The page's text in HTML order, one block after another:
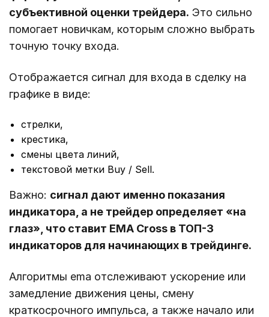
субъективной оценки трейдера. Это сильно
помогает новичкам, которым сложно выбрать
точную точку входа.
Отображается сигнал для входа в сделку на
графике в виде:
стрелки,
крестика,
смены цвета линий,
текстовой метки Buy / Sell.
Важно: сигнал дают именно показания
индикатора, а не трейдер определяет «на
глаз», что ставит EMA Cross в ТОП-3
индикаторов для начинающих в трейдинге.
Алгоритмы ema отслеживают ускорение или
замедление движения цены, смену
краткосрочного импульса, а также начало или